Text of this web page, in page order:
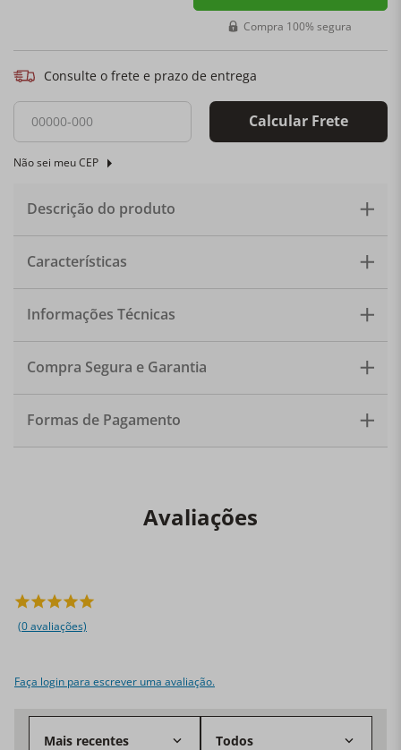
Compra 100% segura
Consulte o frete e prazo de entrega
Calcular Frete
Não sei meu CEP
Descrição do produto
Conjunto de colheres para café com cabo revestido de
bambu. Material: Bambu e inox. Tamanho: 11cm.
Quantidade: 6 colheres.
Características
Informações Técnicas
Compra Segura e Garantia
Formas de Pagamento
Avaliações
(0 avaliações)
Faça login para escrever uma avaliação.
Mais recentes Todos